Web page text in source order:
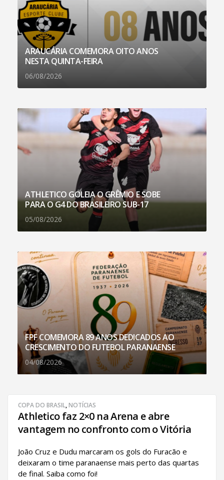
ARAUCÁRIA COMEMORA OITO ANOS
NESTA QUINTA-FEIRA
06/08/2026
ATHLETICO GOLEIA O GRÊMIO E SOBE
PARA O G4 DO BRASILEIRO SUB-17
05/08/2026
FPF COMEMORA 89 ANOS DEDICADOS AO
CRESCIMENTO DO FUTEBOL PARANAENSE
04/08/2026
COPA DO BRASIL,NOTÍCIAS
Athletico faz 2×0 na Arena e abre
vantagem no confronto com o Vitória
João Cruz e Dudu marcaram os gols do Furacão e
deixaram o time paranaense mais perto das quartas
de final. Saiba como foi!